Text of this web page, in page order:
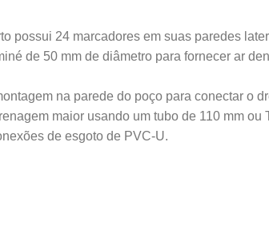
possui 24 marcadores em suas paredes
de 50 mm de diâmetro para fornecer ar
na parede do poço para conectar
maior usando um tubo de 110 mm ou
de esgoto de PVC-U.